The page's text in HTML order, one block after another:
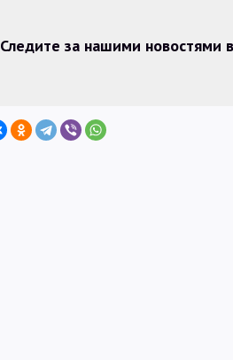
Следите за нашими новостями